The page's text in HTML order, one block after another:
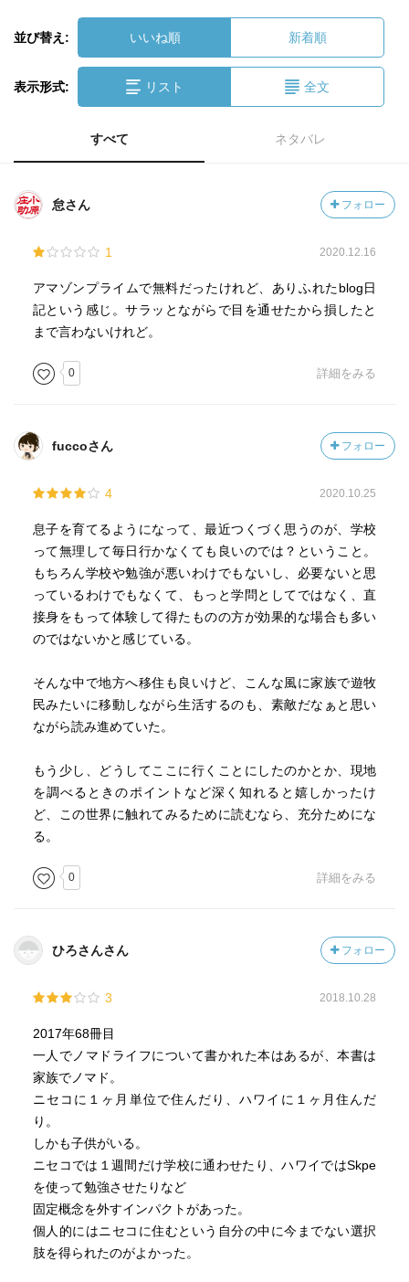
並び替え: いいね順 新着順
表示形式: リスト 全文
すべて ネタバレ
怠さん フォロー
1 2020.12.16
アマゾンプライムで無料だったけれど、ありふれたblog日
記という感じ。サラッとながらで目を通せたから損したと
まで言わないけれど。
0 詳細をみる
fuccoさん フォロー
4 2020.10.25
息子を育てるようになって、最近つくづく思うのが、学校
って無理して毎日行かなくても良いのでは？ということ。
もちろん学校や勉強が悪いわけでもないし、必要ないと思
っているわけでもなくて、もっと学問としてではなく、直
接身をもって体験して得たものの方が効果的な場合も多い
のではないかと感じている。
そんな中で地方へ移住も良いけど、こんな風に家族で遊牧
民みたいに移動しながら生活するのも、素敵だなぁと思い
ながら読み進めていた。
もう少し、どうしてここに行くことにしたのかとか、現地
を調べるときのポイントなど深く知れると嬉しかったけ
ど、この世界に触れてみるために読むなら、充分ためにな
る。
0 詳細をみる
ひろさんさん フォロー
3 2018.10.28
2017年68冊目
一人でノマドライフについて書かれた本はあるが、本書は
家族でノマド。
ニセコに１ヶ月単位で住んだり、ハワイに１ヶ月住んだ
り。
しかも子供がいる。
ニセコでは１週間だけ学校に通わせたり、ハワイではSkpe
を使って勉強させたりなど
固定概念を外すインパクトがあった。
個人的にはニセコに住むという自分の中に今までない選択
肢を得られたのがよかった。